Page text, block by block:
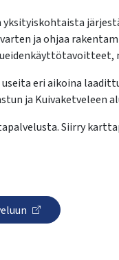
yksityiskohtaista
ja ohjaa
eri aikoina
ja Kuivaketveleen
Siirry